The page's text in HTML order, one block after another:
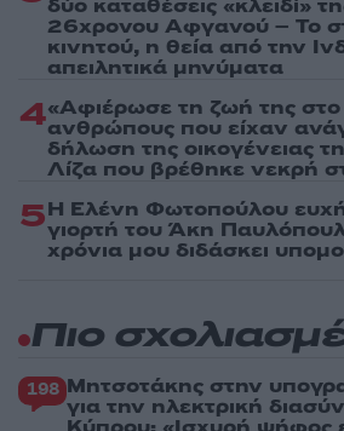
δύο καταθέσεις «κλειδί»
26χρονου Αφγανού – Το
κινητού, η θεία από την
απειλητικά μηνύματα
4«Αφιέρωσε τη ζωή της
ανθρώπους που είχαν
δήλωση της οικογένειας
Λίζα που βρέθηκε νεκρή
5Η Ελένη Φωτοπούλου
γιορτή του Άκη
χρόνια μου διδάσκει
Πιο
198 Μητσοτάκης στην
για την ηλεκτρική